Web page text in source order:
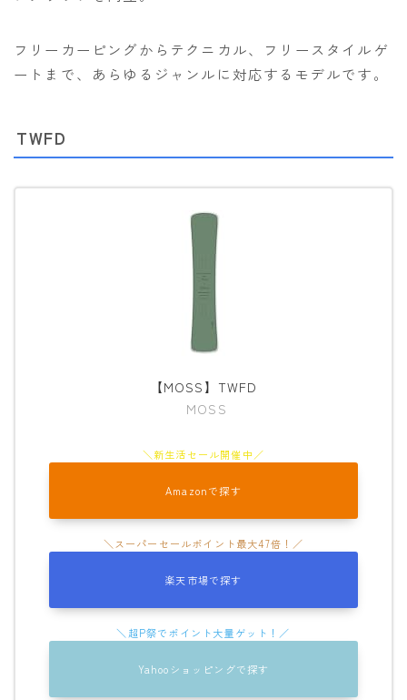
フリーカーピングからテクニカル、フリースタイルゲ
ートまで、あらゆるジャンルに対応するモデルです。
TWFD
【MOSS】TWFD
MOSS
Amazonで探す
楽天市場で探す
Yahooショッピングで探す